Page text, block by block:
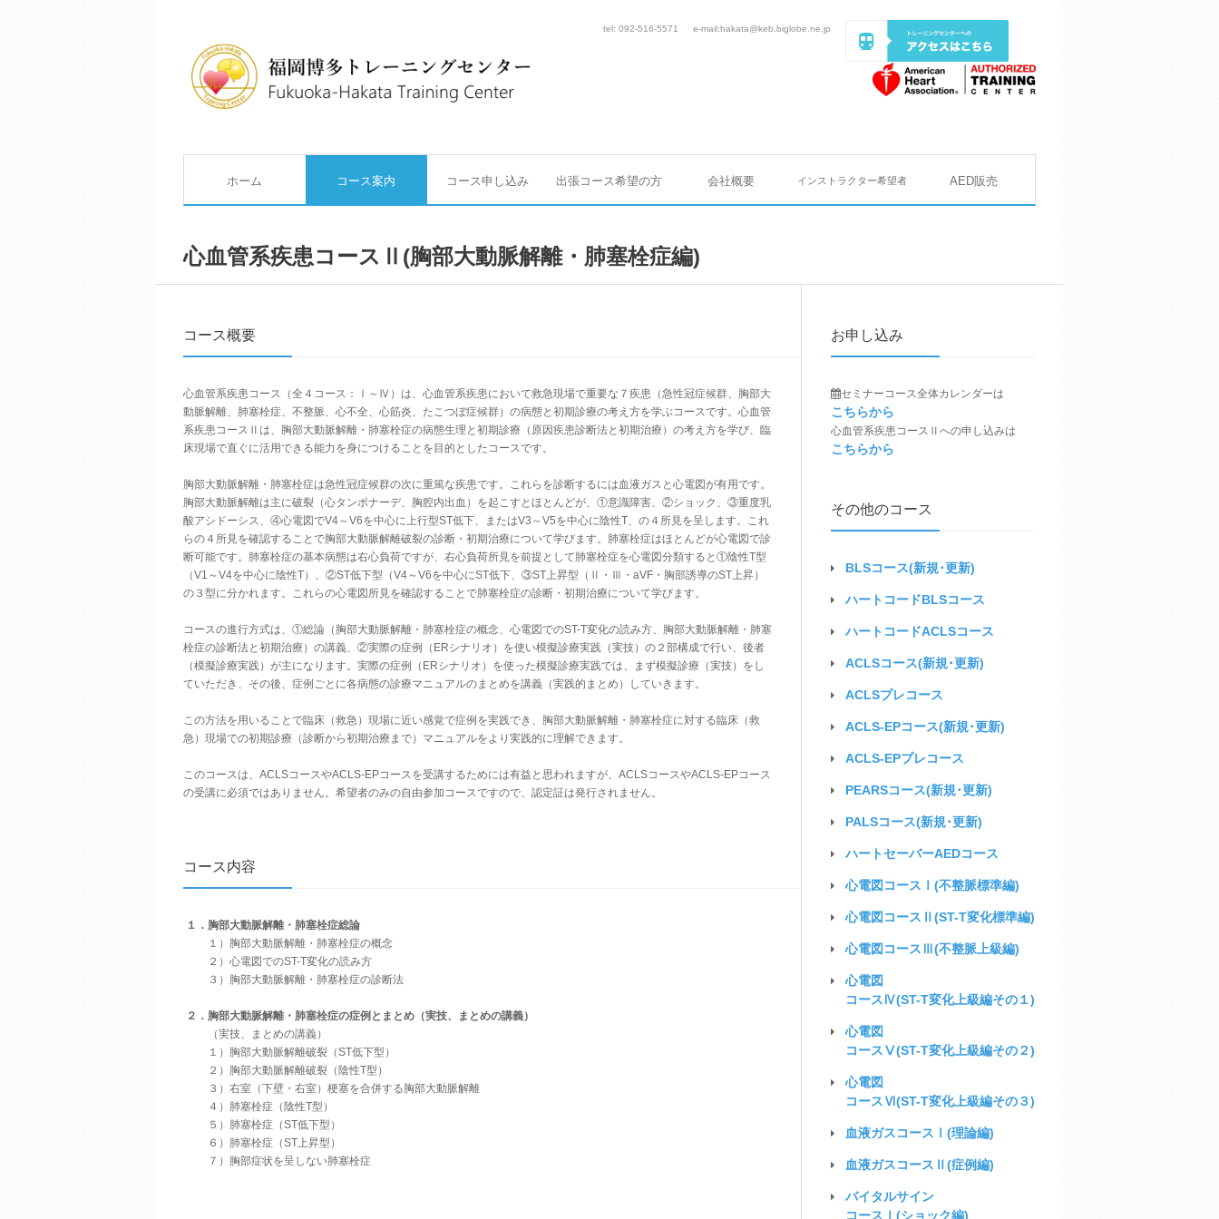
tel: 092-516-5571 e-mail:hakata@keb.biglobe.ne.jp
ホーム コース案内 コース申し込み 出張コース希望の方 会社概要 インストラクター希望者 AED販売
心血管系疾患コースⅡ (胸部大動脈解離・肺塞栓症編)
コース概要
心血管系疾患コース（全４コース：Ⅰ～Ⅳ）は、心血管系疾患において救急現場で重要な７疾患（急性冠症候群、胸部大
動脈解離、肺塞栓症、不整脈、心不全、心筋炎、たこつぼ症候群）の病態と初期診療の考え方を学ぶコースです。心血管
系疾患コースⅡは、胸部大動脈解離・肺塞栓症の病態生理と初期診療（原因疾患診断法と初期治療）の考え方を学び、臨
床現場で直ぐに活用できる能力を身につけることを目的としたコースです。
胸部大動脈解離・肺塞栓症は急性冠症候群の次に重篤な疾患です。これらを診断するには血液ガスと心電図が有用です。
胸部大動脈解離は主に破裂（心タンポナーデ、胸腔内出血）を起こすとほとんどが、①意識障害、②ショック、③重度乳
酸アシドーシス、④心電図でV4～V6を中心に上行型ST低下、またはV3～V5を中心に陰性T、の４所見を呈します。これ
らの４所見を確認することで胸部大動脈解離破裂の診断・初期治療について学びます。肺塞栓症はほとんどが心電図で診
断可能です。肺塞栓症の基本病態は右心負荷ですが、右心負荷所見を前提として肺塞栓症を心電図分類すると①陰性T型
（V1～V4を中心に陰性T）、②ST低下型（V4～V6を中心にST低下、③ST上昇型（Ⅱ・Ⅲ・aVF・胸部誘導のST上昇）
の３型に分かれます。これらの心電図所見を確認することで肺塞栓症の診断・初期治療について学びます。
コースの進行方式は、①総論（胸部大動脈解離・肺塞栓症の概念、心電図でのST-T変化の読み方、胸部大動脈解離・肺塞
栓症の診断法と初期治療）の講義、②実際の症例（ERシナリオ）を使い模擬診療実践（実技）の２部構成で行い、後者
（模擬診療実践）が主になります。実際の症例（ERシナリオ）を使った模擬診療実践では、まず模擬診療（実技）をし
ていただき、その後、症例ごとに各病態の診療マニュアルのまとめを講義（実践的まとめ）していきます。
この方法を用いることで臨床（救急）現場に近い感覚で症例を実践でき、胸部大動脈解離・肺塞栓症に対する臨床（救
急）現場での初期診療（診断から初期治療まで）マニュアルをより実践的に理解できます。
このコースは、ACLSコースやACLS-EPコースを受講するためには有益と思われますが、ACLSコースやACLS-EPコース
の受講に必須ではありません。希望者のみの自由参加コースですので、認定証は発行されません。
コース内容
１． 胸部大動脈解離・肺塞栓症総論
１）
胸部大動脈解離・肺塞栓症の概念
２） 心電図でのST-T変化の読み方
３）
胸部大動脈解離・肺塞栓症の診断法
２． 胸部大動脈解離・肺塞栓症の症例とまとめ（実技、まとめの講義）
（実技、まとめの講義）
１）
胸部大動脈解離破裂（ST低下型）
２）
胸部大動脈解離破裂（陰性T型）
３） 右室（下壁・右室）梗塞を合併する胸部大動脈解離
４） 肺塞栓症（陰性T型）
５） 肺塞栓症（ST低下型）
６） 肺塞栓症（ST上昇型）
７）
胸部症状を呈しない肺塞栓症
お申し込み
セミナーコース全体カレンダーは
こちらから
心血管系疾患コースⅡへの申し込みは
こちらから
その他のコース
BLSコース(新規･更新)
ハートコードBLSコース
ハートコードACLSコース
ACLSコース(新規･更新)
ACLSプレコース
ACLS-EPコース(新規･更新)
ACLS-EPプレコース
PEARSコース(新規･更新)
PALSコース(新規･更新)
ハートセーバーAEDコース
心電図 コースⅠ(不整脈標準編)
心電図 コースⅡ(ST-T変化標準編)
心電図 コースⅢ(不整脈上級編)
心電図
コースⅣ(ST-T変化上級編その１)
心電図
コースⅤ(ST-T変化上級編その２)
心電図
コースⅥ(ST-T変化上級編その３)
血液ガスコースⅠ(理論編)
血液ガスコースⅡ(症例編)
バイタルサイン
コースⅠ(ショック編)